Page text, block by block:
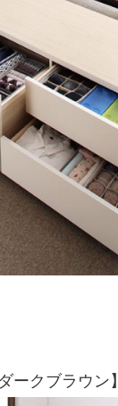
ークブラウン】